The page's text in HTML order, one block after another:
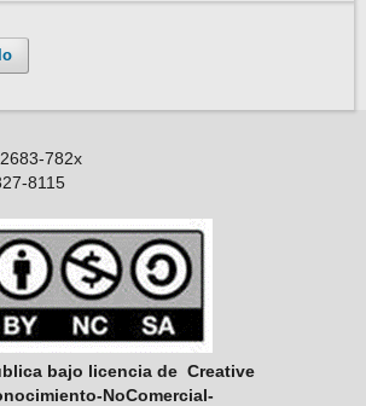
782x
8115
bajo licencia de Creative
NoComercial-